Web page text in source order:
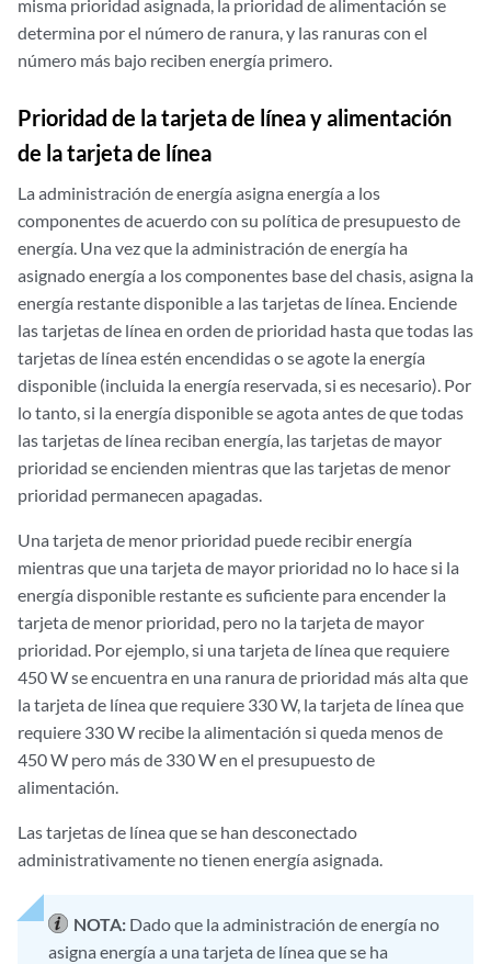
misma prioridad asignada, la prioridad de alimentación se
determina por el número de ranura, y las ranuras con el
número más bajo reciben energía primero.
Prioridad de la tarjeta de línea y alimentación
de la tarjeta de línea
La administración de energía asigna energía a los
componentes de acuerdo con su política de presupuesto de
energía. Una vez que la administración de energía ha
asignado energía a los componentes base del chasis, asigna la
energía restante disponible a las tarjetas de línea. Enciende
las tarjetas de línea en orden de prioridad hasta que todas las
tarjetas de línea estén encendidas o se agote la energía
disponible (incluida la energía reservada, si es necesario). Por
lo tanto, si la energía disponible se agota antes de que todas
las tarjetas de línea reciban energía, las tarjetas de mayor
prioridad se encienden mientras que las tarjetas de menor
prioridad permanecen apagadas.
Una tarjeta de menor prioridad puede recibir energía
mientras que una tarjeta de mayor prioridad no lo hace si la
energía disponible restante es suficiente para encender la
tarjeta de menor prioridad, pero no la tarjeta de mayor
prioridad. Por ejemplo, si una tarjeta de línea que requiere
450 W se encuentra en una ranura de prioridad más alta que
la tarjeta de línea que requiere 330 W, la tarjeta de línea que
requiere 330 W recibe la alimentación si queda menos de
450 W pero más de 330 W en el presupuesto de
alimentación.
Las tarjetas de línea que se han desconectado
administrativamente no tienen energía asignada.
NOTA: Dado que la administración de energía no
asigna energía a una tarjeta de línea que se ha